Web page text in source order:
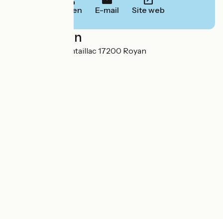
Bellen E-mail Site web
Localisation
122 avenue de Pontaillac 17200 Royan